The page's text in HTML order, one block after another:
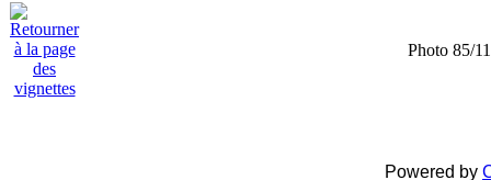
Photo 85/
Powered by